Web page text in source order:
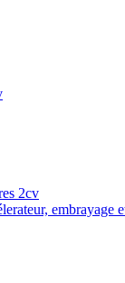
2cv
embrayage